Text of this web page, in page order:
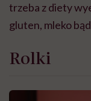
trzeba z diety
gluten, mleko
Rolki